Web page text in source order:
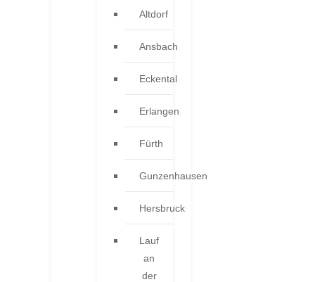
Altdorf
Ansbach
Eckental
Erlangen
Fürth
Gunzenhausen
Hersbruck
Lauf
an
der